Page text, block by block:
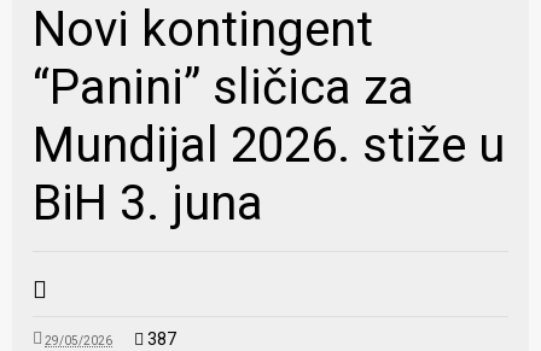
Novi kontingent
“Panini” sličica za
Mundijal 2026. stiže u
BiH 3. juna
29/05/2026 387